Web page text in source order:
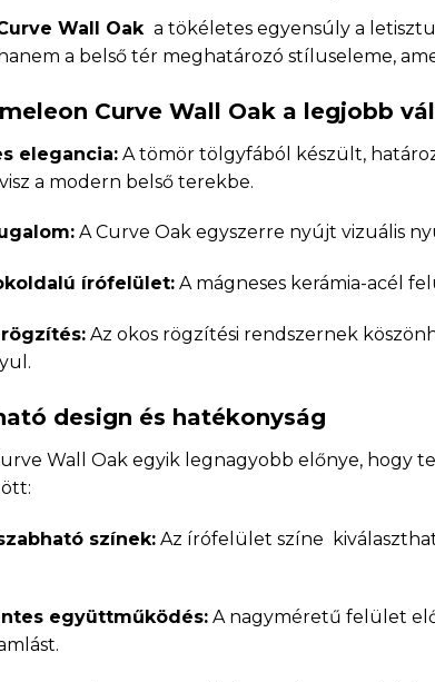
Wall Oak a tökéletes egyensúly a
a belső tér meghatározó stíluseleme,
Curve Wall Oak a legjobb
elegancia:A tömör tölgyfából készült,
a modern belső terekbe.
A Curve Oak egyszerre nyújt vizuális
írófelület:A mágneses kerámia-acél
Az okos rögzítési rendszernek
design és hatékonyság
Wall Oak egyik legnagyobb előnye, hogy
színek:Az írófelület színe
együttműködés:A nagyméretű felület